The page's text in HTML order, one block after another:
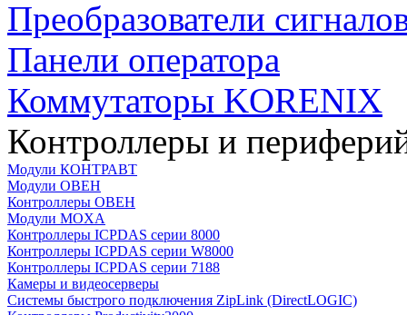
Преобразователи
Панели оператора
Коммутаторы KORENIX
Контроллеры и
Модули КОНТРАВТ
Модули ОВЕН
Контроллеры ОВЕН
Модули MOXA
Контроллеры ICPDAS серии 8000
Контроллеры ICPDAS серии W8000
Контроллеры ICPDAS серии 7188
Камеры и видеосерверы
Системы быстрого подключения ZipLink (DirectLOGIC)